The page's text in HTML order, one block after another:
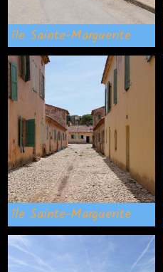
île Sainte-Marguerite
île Sainte-Marguerite